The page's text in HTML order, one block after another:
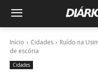
Início Cidades
Ruído na
de escória
Cidades